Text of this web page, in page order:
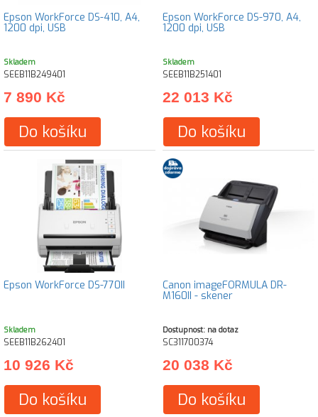
Epson WorkForce DS-410, A4,
1200 dpi, USB
Skladem
SEEB11B249401
7 890 Kč
Do košíku
Epson WorkForce DS-970, A4,
1200 dpi, USB
Skladem
SEEB11B251401
22 013 Kč
Do košíku
Epson WorkForce DS-770II
Skladem
SEEB11B262401
10 926 Kč
Do košíku
Canon imageFORMULA DR-
M160II - skener
Dostupnost: na dotaz
SC311700374
20 038 Kč
Do košíku